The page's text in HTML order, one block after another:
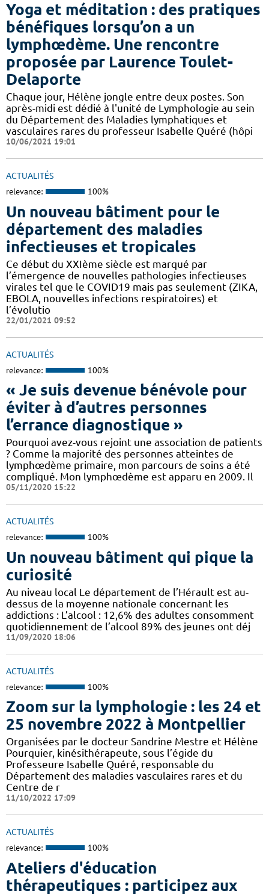
Yoga et méditation : des pratiques
bénéfiques lorsqu’on a un
lymphœdème. Une rencontre
proposée par Laurence Toulet-
Delaporte
Chaque jour, Hélène jongle entre deux postes. Son
après-midi est dédié à l'unité de Lymphologie au sein
du Département des Maladies lymphatiques et
vasculaires rares du professeur Isabelle Quéré (hôpi
10/06/2021 19:01
ACTUALITÉS
relevance: 100%
Un nouveau bâtiment pour le
département des maladies
infectieuses et tropicales
Ce début du XXIème siècle est marqué par
l’émergence de nouvelles pathologies infectieuses
virales tel que le COVID19 mais pas seulement (ZIKA,
EBOLA, nouvelles infections respiratoires) et
l’évolutio
22/01/2021 09:52
ACTUALITÉS
relevance: 100%
« Je suis devenue bénévole pour
éviter à d’autres personnes
l’errance diagnostique »
Pourquoi avez-vous rejoint une association de patients
? Comme la majorité des personnes atteintes de
lymphœdème primaire, mon parcours de soins a été
compliqué. Mon lymphœdème est apparu en 2009. Il
05/11/2020 15:22
ACTUALITÉS
relevance: 100%
Un nouveau bâtiment qui pique la
curiosité
Au niveau local Le département de l’Hérault est au-
dessus de la moyenne nationale concernant les
addictions : L’alcool : 12,6% des adultes consomment
quotidiennement de l’alcool 89% des jeunes ont déj
11/09/2020 18:06
ACTUALITÉS
relevance: 100%
Zoom sur la lymphologie : les 24 et
25 novembre 2022 à Montpellier
Organisées par le docteur Sandrine Mestre et Hélène
Pourquier, kinésithérapeute, sous l’égide du
Professeure Isabelle Quéré, responsable du
Département des maladies vasculaires rares et du
Centre de r
11/10/2022 17:09
ACTUALITÉS
relevance: 100%
Ateliers d'éducation
thérapeutiques : participez aux